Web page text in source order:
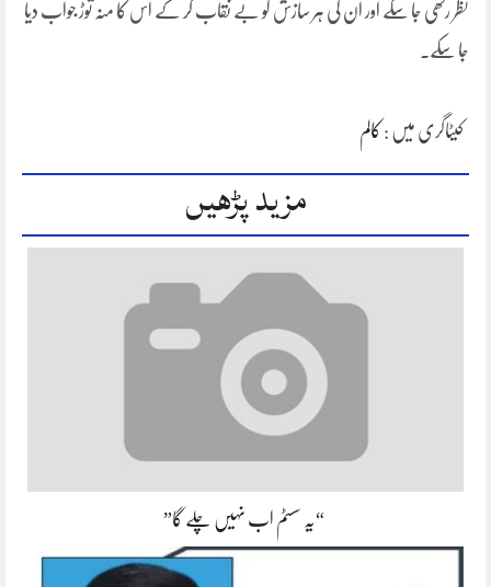
نظر رکھی جا سکے اور ان کی ہر سازش کو بے نقاب کر کے اس کا منہ توڑ جواب دیا
جا سکے۔
کیٹاگری میں : کالم
مزید پڑھیں
“یہ سسٹم اب نہیں چلے گا”